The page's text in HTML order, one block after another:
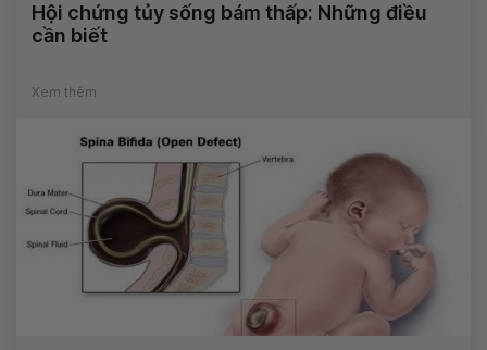
Hội chứng tủy sống bám thấp: Những điều
cần biết
Xem thêm